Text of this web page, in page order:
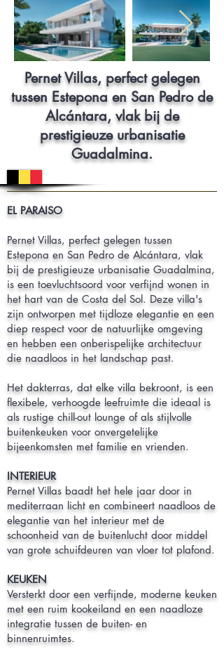
Pernet Villas, perfect gelegen
tussen Estepona en San Pedro de
Alcántara, vlak bij de
prestigieuze urbanisatie
Guadalmina.
EL PARAISO
Pernet Villas, perfect gelegen tussen
Estepona en San Pedro de Alcántara, vlak
bij de prestigieuze urbanisatie Guadalmina,
is een toevluchtsoord voor verfijnd wonen in
het hart van de Costa del Sol. Deze villa's
zijn ontworpen met tijdloze elegantie en een
diep respect voor de natuurlijke omgeving
en hebben een onberispelijke architectuur
die naadloos in het landschap past.
Het dakterras, dat elke villa bekroont, is een
flexibele, verhoogde leefruimte die ideaal is
als rustige chill-out lounge of als stijlvolle
buitenkeuken voor onvergetelijke
bijeenkomsten met familie en vrienden.
INTERIEUR
Pernet Villas baadt het hele jaar door in
mediterraan licht en combineert naadloos de
elegantie van het interieur met de
schoonheid van de buitenlucht door middel
van grote schuifdeuren van vloer tot plafond.
KEUKEN
Versterkt door een verfijnde, moderne keuken
met een ruim kookeiland en een naadloze
integratie tussen de buiten- en
binnenruimtes.